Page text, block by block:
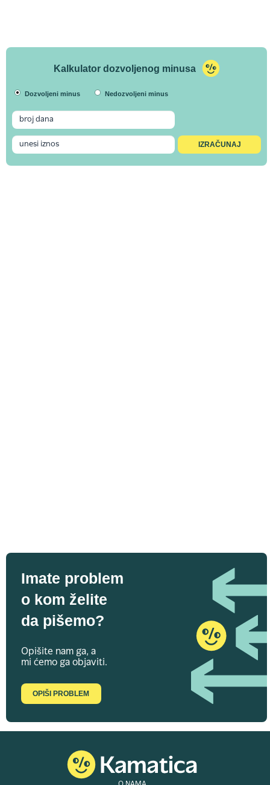
Kalkulator dozvoljenog minusa
Dozvoljeni minus Nedozvoljeni minus
Imate problem
o kom želite
da pišemo?
Opišite nam ga, a
mi ćemo ga objaviti.
OPIŠI PROBLEM